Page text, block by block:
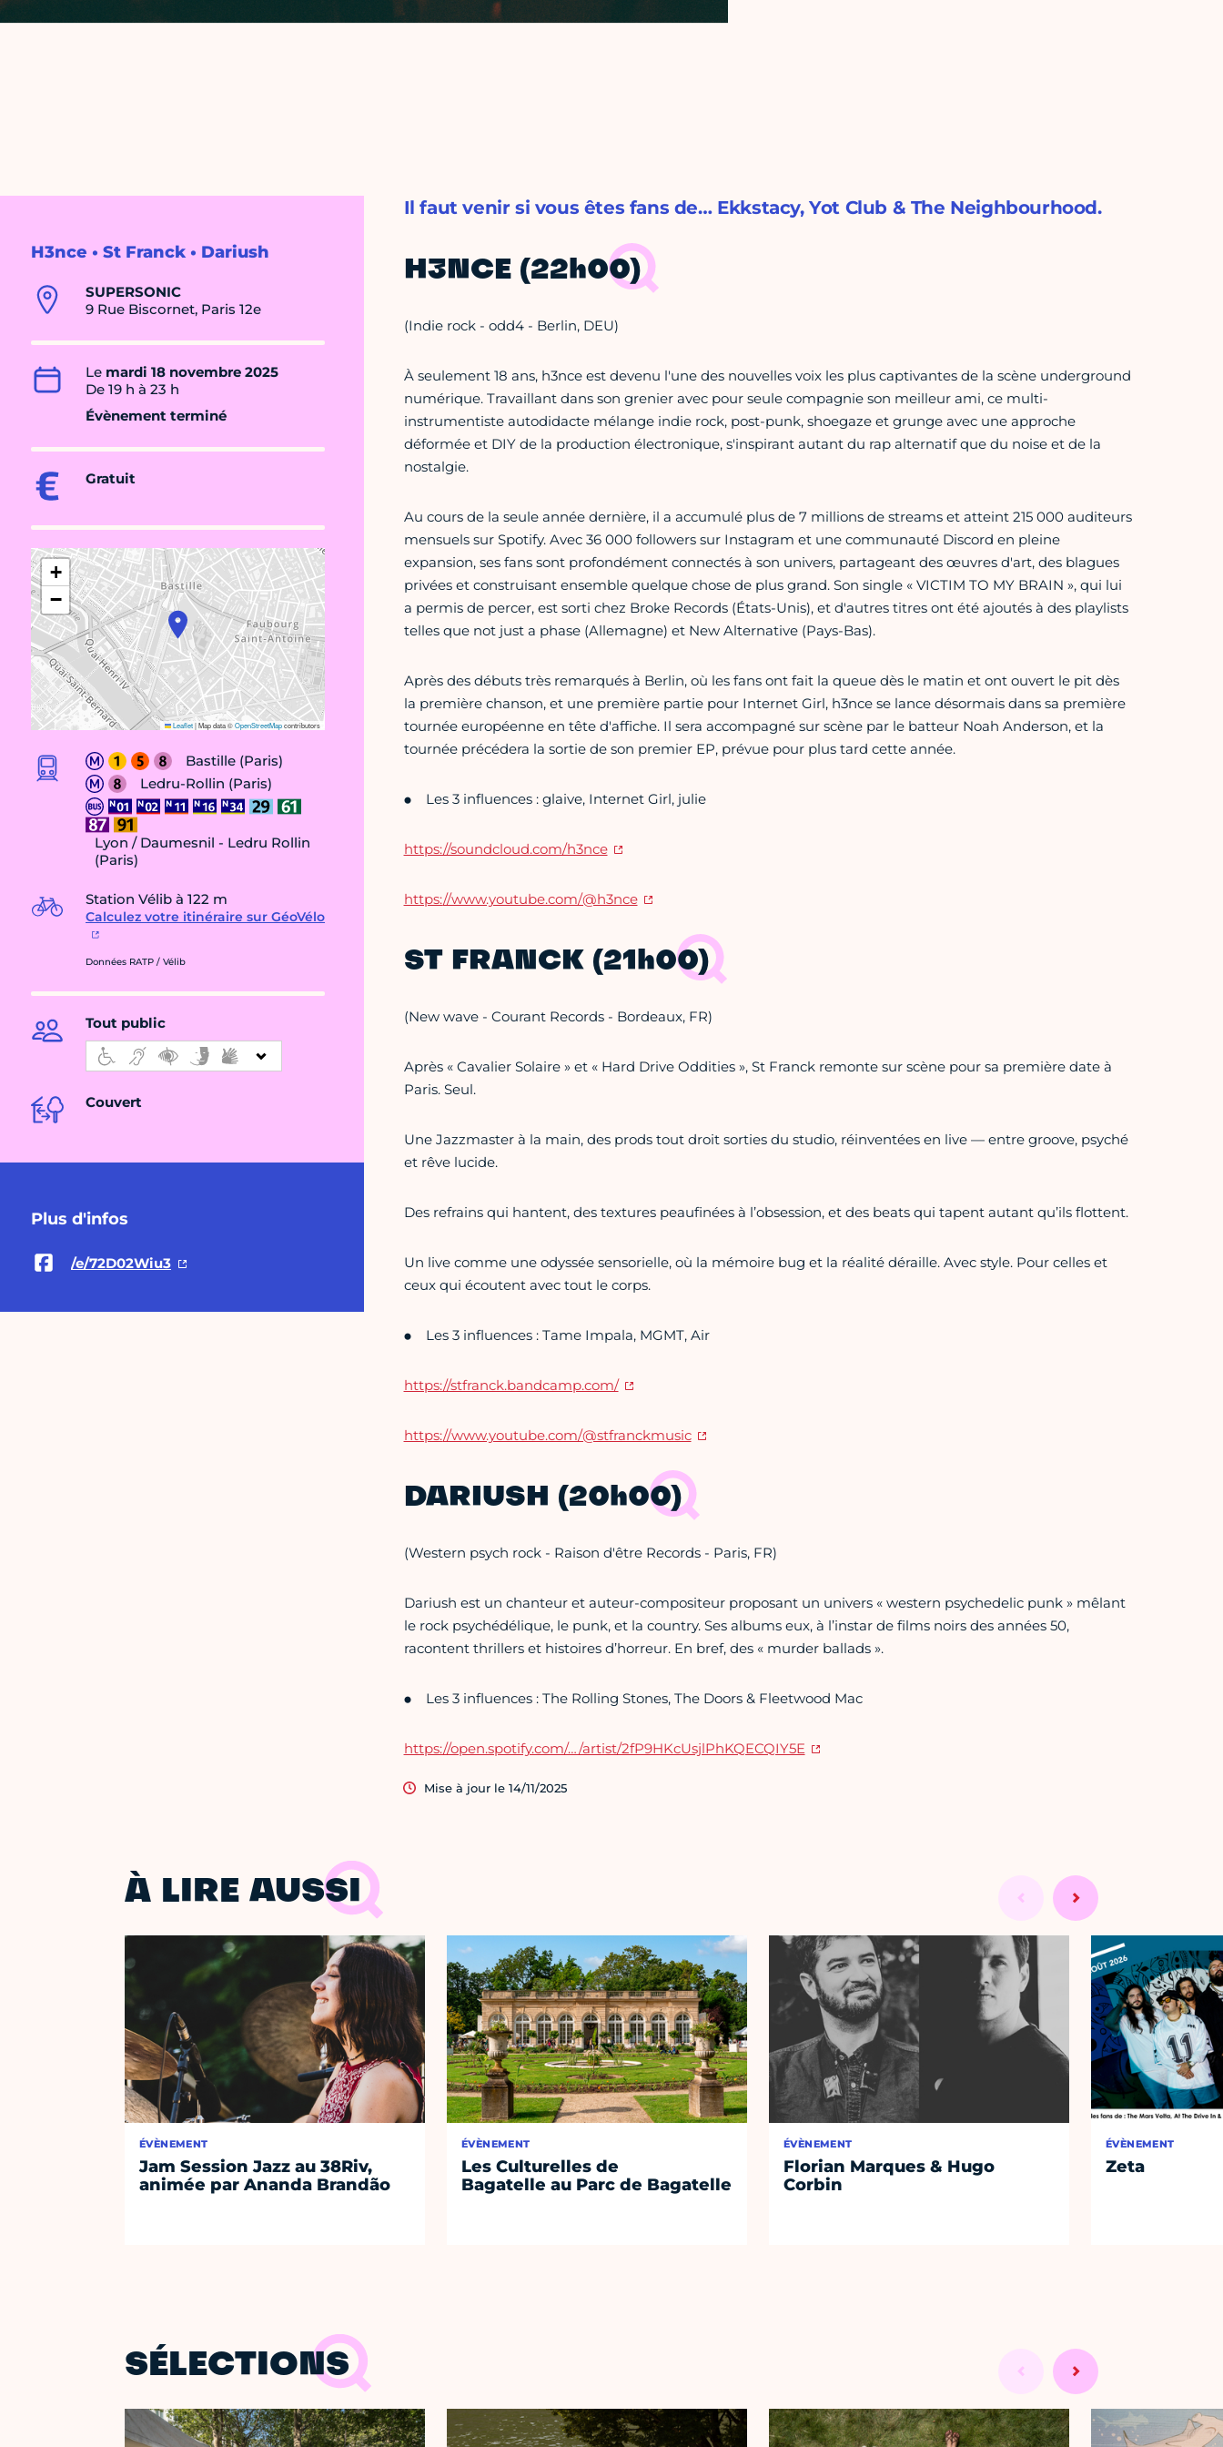
H3nce • St Franck • Dariush
SUPERSONIC
9 Rue Biscornet, Paris 12e
Le mardi 18 novembre 2025
De 19 h à 23 h
Évènement terminé
Gratuit
+
−
Leaflet|Map data ©OpenStreetMapcontributors
Bastille (Paris)
Ledru-Rollin (Paris)
Lyon / Daumesnil - Ledru Rollin
(Paris)
Station Vélib à 122 m
Calculez votre itinéraire sur GéoVélo
Données RATP / Vélib
Tout public
Couvert
Plus d'infos
/e/72D02Wiu3
Il faut venir si vous êtes fans de… Ekkstacy, Yot Club & The Neighbourhood.
H3NCE (22h00)
(Indie rock - odd4 - Berlin, DEU)
À seulement 18 ans, h3nce est devenu l'une des nouvelles voix les plus captivantes de la scène underground
numérique. Travaillant dans son grenier avec pour seule compagnie son meilleur ami, ce multi-
instrumentiste autodidacte mélange indie rock, post-punk, shoegaze et grunge avec une approche
déformée et DIY de la production électronique, s'inspirant autant du rap alternatif que du noise et de la
nostalgie.
Au cours de la seule année dernière, il a accumulé plus de 7 millions de streams et atteint 215 000 auditeurs
mensuels sur Spotify. Avec 36 000 followers sur Instagram et une communauté Discord en pleine
expansion, ses fans sont profondément connectés à son univers, partageant des œuvres d'art, des blagues
privées et construisant ensemble quelque chose de plus grand. Son single « VICTIM TO MY BRAIN », qui lui
a permis de percer, est sorti chez Broke Records (États-Unis), et d'autres titres ont été ajoutés à des playlists
telles que not just a phase (Allemagne) et New Alternative (Pays-Bas).
Après des débuts très remarqués à Berlin, où les fans ont fait la queue dès le matin et ont ouvert le pit dès
la première chanson, et une première partie pour Internet Girl, h3nce se lance désormais dans sa première
tournée européenne en tête d'affiche. Il sera accompagné sur scène par le batteur Noah Anderson, et la
tournée précédera la sortie de son premier EP, prévue pour plus tard cette année.
Les 3 influences : glaive, Internet Girl, julie
https://soundcloud.com/h3nce
https://www.youtube.com/@h3nce
ST FRANCK (21h00)
(New wave - Courant Records - Bordeaux, FR)
Après « Cavalier Solaire » et « Hard Drive Oddities », St Franck remonte sur scène pour sa première date à
Paris. Seul.
Une Jazzmaster à la main, des prods tout droit sorties du studio, réinventées en live — entre groove, psyché
et rêve lucide.
Des refrains qui hantent, des textures peaufinées à l’obsession, et des beats qui tapent autant qu’ils flottent.
Un live comme une odyssée sensorielle, où la mémoire bug et la réalité déraille. Avec style. Pour celles et
ceux qui écoutent avec tout le corps.
Les 3 influences : Tame Impala, MGMT, Air
https://stfranck.bandcamp.com/
https://www.youtube.com/@stfranckmusic
DARIUSH (20h00)
(Western psych rock - Raison d'être Records - Paris, FR)
Dariush est un chanteur et auteur-compositeur proposant un univers « western psychedelic punk » mêlant
le rock psychédélique, le punk, et la country. Ses albums eux, à l’instar de films noirs des années 50,
racontent thrillers et histoires d’horreur. En bref, des « murder ballads ».
Les 3 influences : The Rolling Stones, The Doors & Fleetwood Mac
https://open.spotify.com/…/artist/2fP9HKcUsjlPhKQECQIY5E
Mise à jour le 14/11/2025
À LIRE AUSSI
ÉVÈNEMENT
Jam Session Jazz au 38Riv,
animée par Ananda Brandão
ÉVÈNEMENT
Les Culturelles de
Bagatelle au Parc de Bagatelle
ÉVÈNEMENT
Florian Marques & Hugo
Corbin
ÉVÈNEMENT
Zeta
SÉLECTIONS